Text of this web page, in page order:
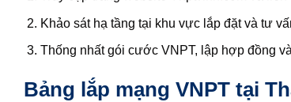
Khảo sát hạ tầng tại khu vực lắp đặt và tư
Thống nhất gói cước VNPT, lập hợp đồng
Bảng lắp mạng VNPT tại